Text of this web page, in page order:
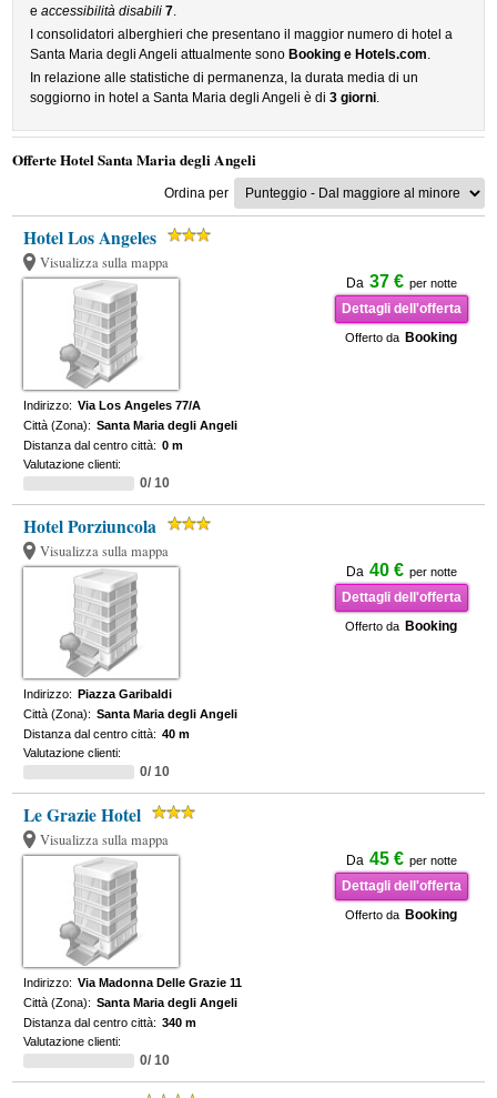
eaccessibilità disabili 7.
I consolidatori alberghieri che presentano il maggior numero di hotel a
Santa Maria degli Angeli attualmente sono Booking e Hotels.com.
In relazione alle statistiche di permanenza, la durata media di un
soggiorno in hotel a Santa Maria degli Angeli è di3 giorni.
Offerte Hotel Santa Maria degli Angeli
Ordina per
Hotel Los Angeles
Visualizza sulla mappa
Da 37 € per notte
Dettagli dell'offerta
Offerto da Booking
Indirizzo: Via Los Angeles 77/A
Città (Zona): Santa Maria degli Angeli
Distanza dal centro città: 0 m
Valutazione clienti:
0/ 10
Hotel Porziuncola
Visualizza sulla mappa
Da 40 € per notte
Dettagli dell'offerta
Offerto da Booking
Indirizzo: Piazza Garibaldi
Città (Zona): Santa Maria degli Angeli
Distanza dal centro città: 40 m
Valutazione clienti:
0/ 10
Le Grazie Hotel
Visualizza sulla mappa
Da 45 € per notte
Dettagli dell'offerta
Offerto da Booking
Indirizzo: Via Madonna Delle Grazie 11
Città (Zona): Santa Maria degli Angeli
Distanza dal centro città: 340 m
Valutazione clienti:
0/ 10